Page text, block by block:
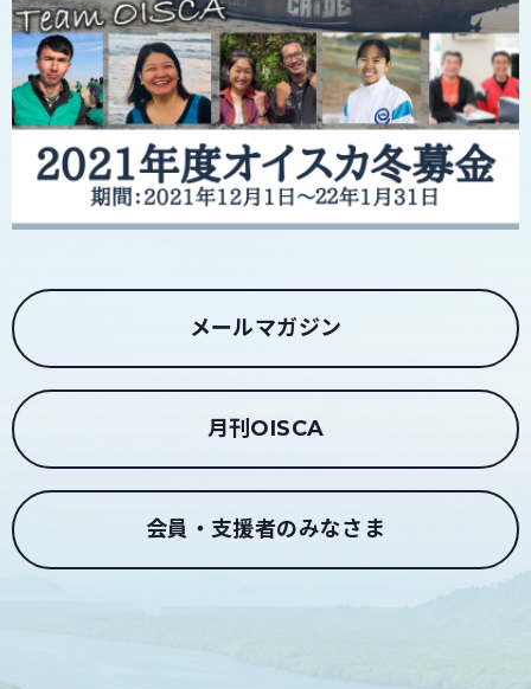
メールマガジン
月刊OISCA
会員・支援者のみなさま